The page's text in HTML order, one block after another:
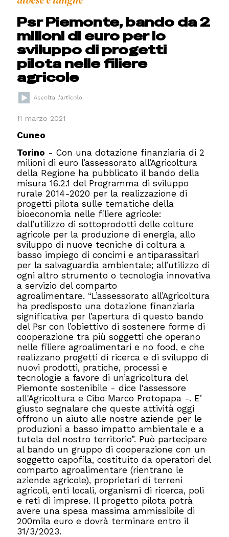
Psr Piemonte, bando da 2
milioni di euro per lo
sviluppo di progetti
pilota nelle filiere
agricole
11 marzo 2021
Cuneo
Torino - Con una dotazione finanziaria di 2
milioni di euro l’assessorato all’Agricoltura
della Regione ha pubblicato il bando della
misura 16.2.1 del Programma di sviluppo
rurale 2014-2020 per la realizzazione di
progetti pilota sulle tematiche della
bioeconomia nelle filiere agricole:
dall’utilizzo di sottoprodotti delle colture
agricole per la produzione di energia, allo
sviluppo di nuove tecniche di coltura a
basso impiego di concimi e antiparassitari
per la salvaguardia ambientale; all’utilizzo di
ogni altro strumento o tecnologia innovativa
a servizio del comparto
agroalimentare. “L’assessorato all’Agricoltura
ha predisposto una dotazione finanziaria
significativa per l’apertura di questo bando
del Psr con l’obiettivo di sostenere forme di
cooperazione tra più soggetti che operano
nelle filiere agroalimentari e no food, e che
realizzano progetti di ricerca e di sviluppo di
nuovi prodotti, pratiche, processi e
tecnologie a favore di un’agricoltura del
Piemonte sostenibile - dice l'assessore
all'Agricoltura e Cibo Marco Protopapa -. E’
giusto segnalare che queste attività oggi
offrono un aiuto alle nostre aziende per le
produzioni a basso impatto ambientale e a
tutela del nostro territorio”. Può partecipare
al bando un gruppo di cooperazione con un
soggetto capofila, costituito da operatori del
comparto agroalimentare (rientrano le
aziende agricole), proprietari di terreni
agricoli, enti locali, organismi di ricerca, poli
e reti di imprese. Il progetto pilota potrà
avere una spesa massima ammissibile di
200mila euro e dovrà terminare entro il
31/3/2023.